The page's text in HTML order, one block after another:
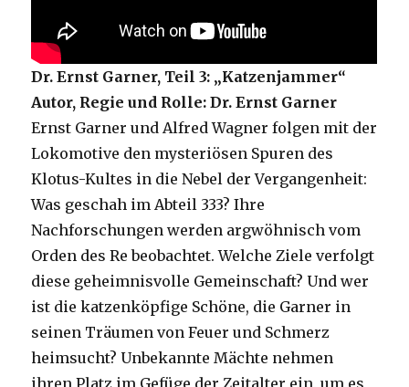
Dr. Ernst Garner, Teil 3: „Katzenjammer“
Autor, Regie und Rolle: Dr. Ernst Garner
Ernst Garner und Alfred Wagner folgen mit der
Lokomotive den mysteriösen Spuren des
Klotus-Kultes in die Nebel der Vergangenheit:
Was geschah im Abteil 333? Ihre
Nachforschungen werden argwöhnisch vom
Orden des Re beobachtet. Welche Ziele verfolgt
diese geheimnisvolle Gemeinschaft? Und wer
ist die katzenköpfige Schöne, die Garner in
seinen Träumen von Feuer und Schmerz
heimsucht? Unbekannte Mächte nehmen
ihren Platz im Gefüge der Zeitalter ein, um es